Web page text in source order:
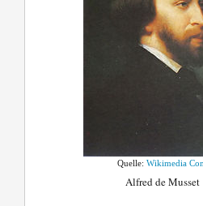
Quelle:Wikimedia
Alfred de Musset